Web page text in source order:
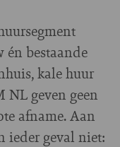
bestaande
kale huur
NL geven geen
afname. Aan
ieder geval niet: